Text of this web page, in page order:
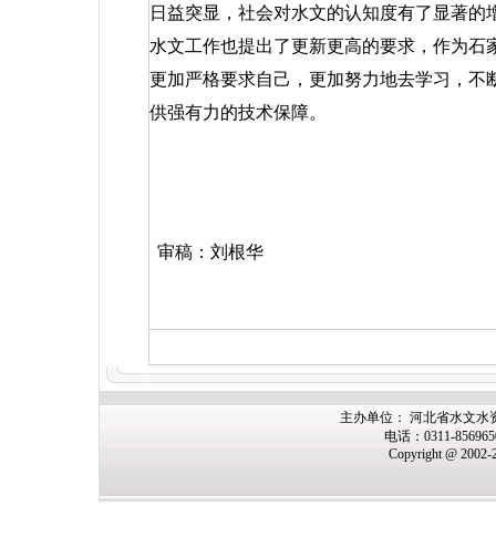
日益突显，社会对水文的认知度有了显著
水文工作也提出了更新更高的要求，作为
更加严格要求自己，更加努力地去学习，
供强有力的技术保障。
审稿：刘根华
主办单位： 河北省水文水
电话：0311-
Copyright @ 2002-